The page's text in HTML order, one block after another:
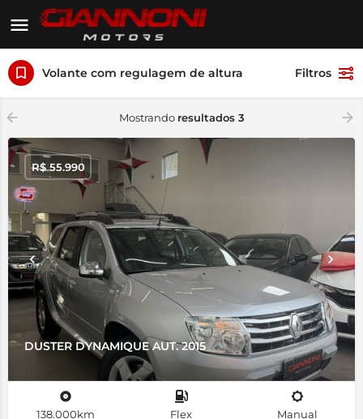
Volante com regulagem de altura Filtros
Mostrando resultados 3
DUSTER DYNAMIQUE AUT. 2015
R$55.990
138.000km Flex Manual